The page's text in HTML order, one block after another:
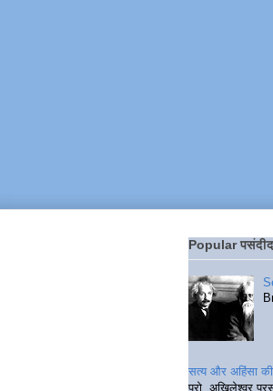
Popular
सत्य और अहिंसा की
प्रो. अखिलेश्वर